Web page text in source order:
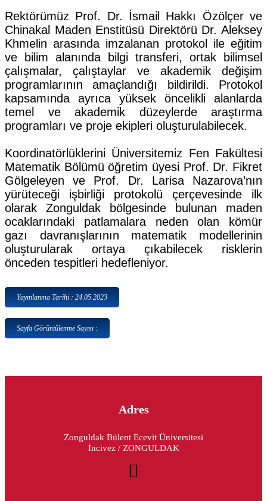
Rektörümüz Prof. Dr. İsmail Hakkı Özölçer ve
Chinakal Maden Enstitüsü Direktörü Dr. Aleksey
Khmelin arasında imzalanan protokol ile eğitim
ve bilim alanında bilgi transferi, ortak bilimsel
çalışmalar, çalıştaylar ve akademik değişim
programlarının amaçlandığı bildirildi. Protokol
kapsamında ayrıca yüksek öncelikli alanlarda
temel ve akademik düzeylerde araştırma
programları ve proje ekipleri oluşturulabilecek.
Koordinatörlüklerini Üniversitemiz Fen Fakültesi
Matematik Bölümü öğretim üyesi Prof. Dr. Fikret
Gölgeleyen ve Prof. Dr. Larisa Nazarova’nın
yürüteceği işbirliği protokolü çerçevesinde ilk
olarak Zonguldak bölgesinde bulunan maden
ocaklarındaki patlamalara neden olan kömür
gazı davranışlarının matematik modellerinin
oluşturularak ortaya çıkabilecek risklerin
önceden tespitleri hedefleniyor.
Yayınlanma Tarihi : 24.05.2023
Sayfa Görüntülenme Sayısı :
Adres
Zonguldak Bülent Ecevit Üniversitesi
İncivez / ZONGULDAK